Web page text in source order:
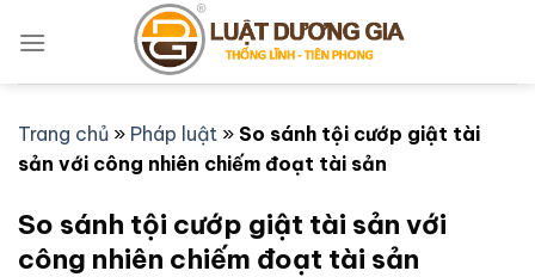
qua
Trang chủ » Pháp luật » So sánh tội cướp giật tài
sản với công nhiên chiếm đoạt tài sản
So sánh tội cướp giật tài sản với
công nhiên chiếm đoạt tài sản